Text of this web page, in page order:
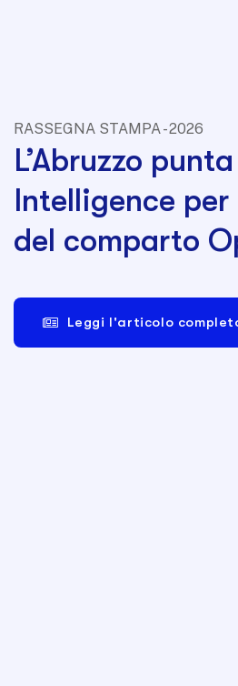
RASSEGNA STAMPA - 2026
L’Abruzzo
Intelligence
del comparto
Leggi l'articolo